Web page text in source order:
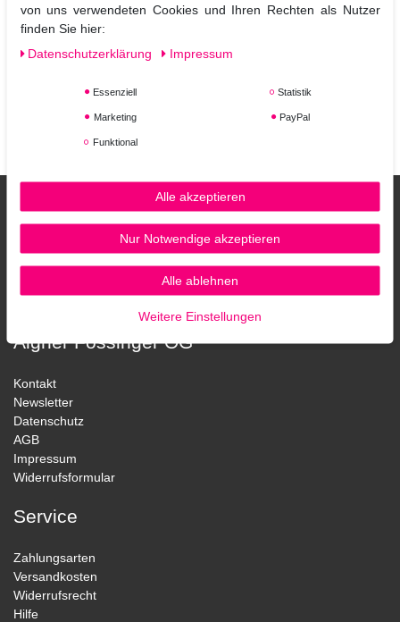
Haarfaser von Innen aufzubauen, um ihre Widerstandskraft und
Stabilität zu unterstützen.
Das von Kérastase entwickelte personalisierte 1.2.3
Baden, Pflegen und Veredeln
mit maßgeschneiderten
Lösungen für die erhabene Schönheit des Haares. Entdecken Sie
Aigner Fössinger OG
Kontakt
Newsletter
Datenschutz
AGB
Impressum
Widerrufsformular
Service
Zahlungsarten
Versandkosten
Widerrufsrecht
Hilfe
von uns verwendeten Cookies und Ihren Rechten als Nutzer
finden Sie hier:
Daten­schutz­erklärung
Impressum
Essenziell Statistik
Marketing PayPal
Funktional
Alle akzeptieren
Nur Notwendige akzeptieren
Alle ablehnen
Weitere Einstellungen